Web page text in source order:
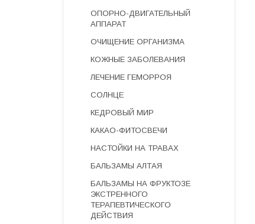
ОПОРНО-ДВИГАТЕЛЬНЫЙ
АППАРАТ
ОЧИЩЕНИЕ ОРГАНИЗМА
КОЖНЫЕ ЗАБОЛЕВАНИЯ
ЛЕЧЕНИЕ ГЕМОРРОЯ
СОЛНЦЕ
КЕДРОВЫЙ МИР
КАКАО-ФИТОСВЕЧИ
НАСТОЙКИ НА ТРАВАХ
БАЛЬЗАМЫ АЛТАЯ
БАЛЬЗАМЫ НА ФРУКТОЗЕ
ЭКСТРЕННОГО
ТЕРАПЕВТИЧЕСКОГО
ДЕЙСТВИЯ